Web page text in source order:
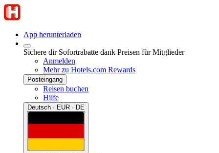
App herunterladen
Sichere dir Sofortrabatte dank Preisen für Mitglieder
Anmelden
Mehr zu Hotels.com Rewards
Posteingang
Reisen buchen
Hilfe
Deutsch · EUR · DE